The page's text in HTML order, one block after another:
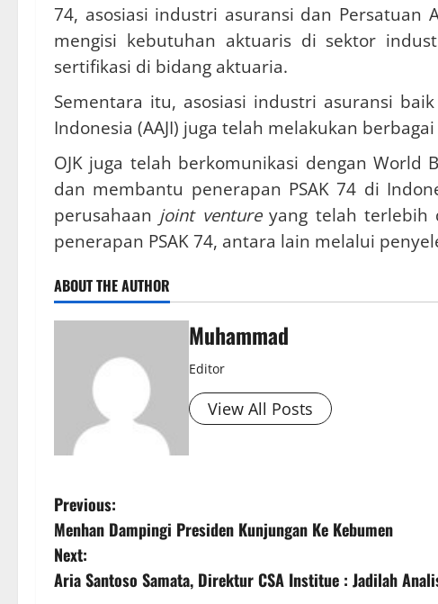
74, asosiasi industri asuransi dan Persatuan
mengisi kebutuhan aktuaris di sektor
sertifikasi di bidang aktuaria.
Sementara itu, asosiasi industri asuransi
Indonesia (AAJI) juga telah melakukan
OJK juga telah berkomunikasi dengan
dan membantu penerapan PSAK 74 di
perusahaan joint ventureyang telah terlebih
penerapan PSAK 74, antara lain melalui
ABOUT THE AUTHOR
Muhammad
Editor
View All Posts
Previous:
Menhan Dampingi Presiden Kunjungan Ke Kebumen
Next:
Aria Santoso Samata, Direktur CSA Institue : Jadilah